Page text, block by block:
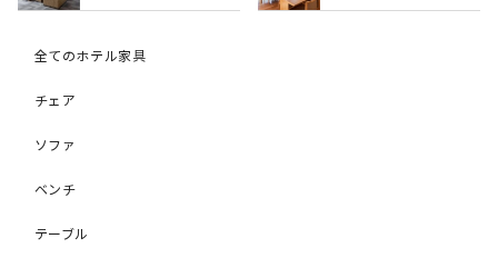
全てのホテル家具
チェア
ソファ
ベンチ
テーブル